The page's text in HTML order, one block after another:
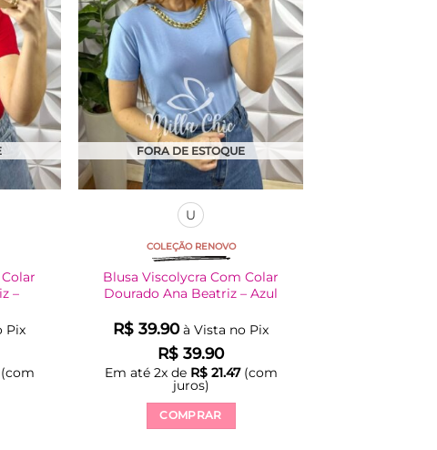
–
Pix
FORA DE ESTOQUE
U
COLEÇÃO RENOVO
Blusa Viscolycra Com Colar
Dourado Ana Beatriz – Azul
R$ 39.90 à Vista no Pix
R$ 39.90
Em até 2x de R$21.47(com
juros)
COMPRAR